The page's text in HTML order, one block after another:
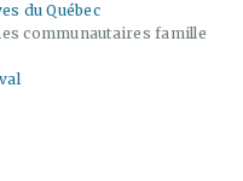
du Québec
communautaires famille